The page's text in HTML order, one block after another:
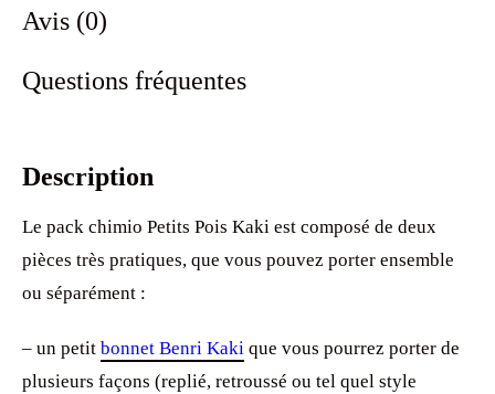
Avis (0)
Questions fréquentes
Description
Le pack chimio Petits Pois Kaki est composé de deux
pièces très pratiques, que vous pouvez porter ensemble
ou séparément :
– un petit bonnet Benri Kaki que vous pourrez porter de
plusieurs façons (replié, retroussé ou tel quel style